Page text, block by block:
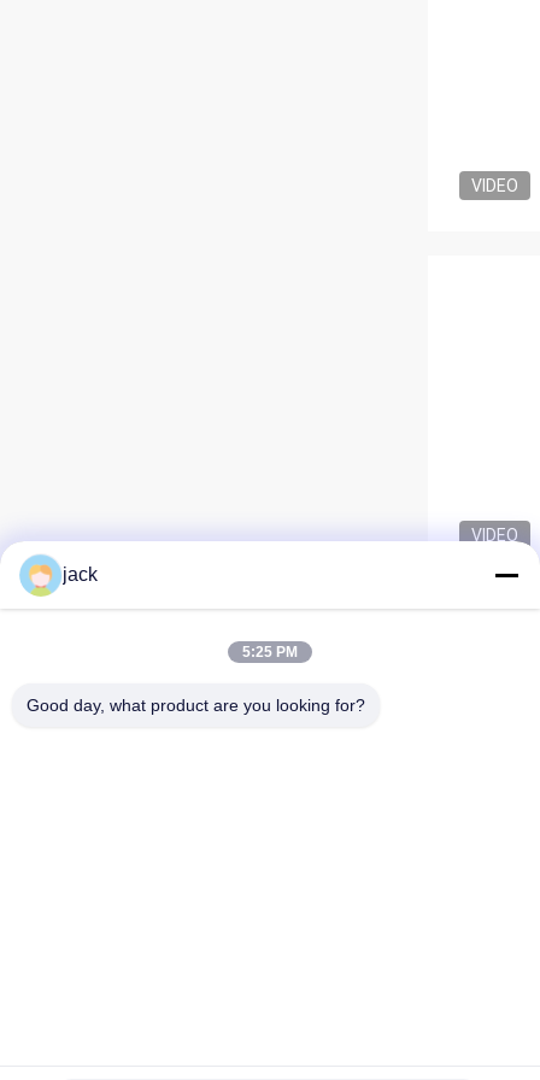
VIDEO
VIDEO
jack
5:25 PM
Good day, what product are you looking for?